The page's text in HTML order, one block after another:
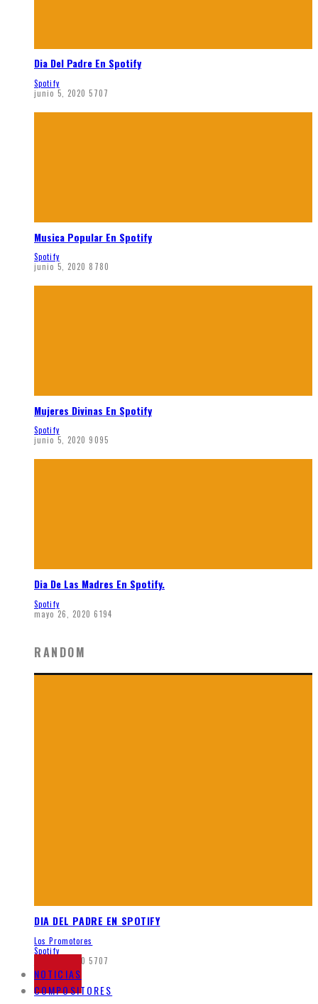
Dia Del Padre En Spotify
Spotify
junio 5, 2020 5707
Musica Popular En Spotify
Spotify
junio 5, 2020 8780
Mujeres Divinas En Spotify
Spotify
junio 5, 2020 9095
Dia De Las Madres En Spotify.
Spotify
mayo 26, 2020 6194
RANDOM
DIA DEL PADRE EN SPOTIFY
Los Promotores
Spotify
junio 5, 2020 5707
NOTICIAS
COMPOSITORES